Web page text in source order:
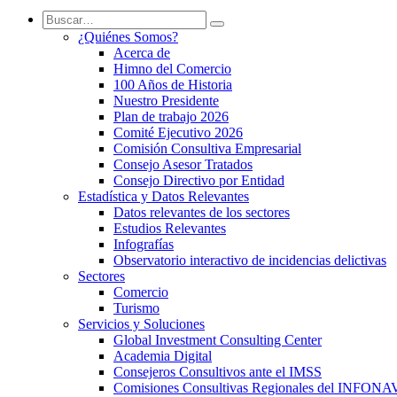
¿Quiénes Somos?
Acerca de
Himno del Comercio
100 Años de Historia
Nuestro Presidente
Plan de trabajo 2026
Comité Ejecutivo 2026
Comisión Consultiva Empresarial
Consejo Asesor Tratados
Consejo Directivo por Entidad
Estadística y Datos Relevantes
Datos relevantes de los sectores
Estudios Relevantes
Infografías
Observatorio interactivo de incidencias delictivas
Sectores
Comercio
Turismo
Servicios y Soluciones
Global Investment Consulting Center
Academia Digital
Consejeros Consultivos ante el IMSS
Comisiones Consultivas Regionales del